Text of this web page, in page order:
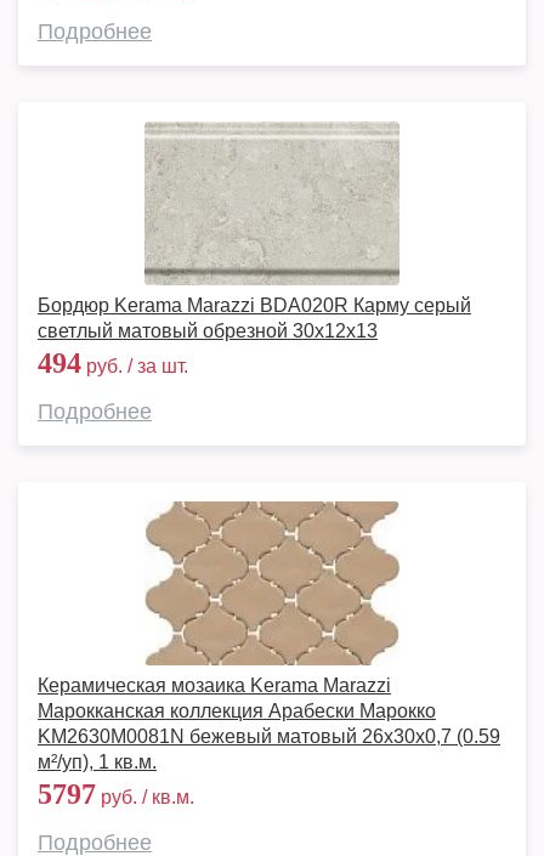
Подробнее
Бордюр Kerama Marazzi BDA020R Карму серый
светлый матовый обрезной 30x12x13
494 руб. / за шт.
Подробнее
Керамическая мозаика Kerama Marazzi
Марокканская коллекция Арабески Марокко
KM2630M0081N бежевый матовый 26x30x0,7 (0.59
м²/уп), 1 кв.м.
5797 руб. / кв.м.
Подробнее